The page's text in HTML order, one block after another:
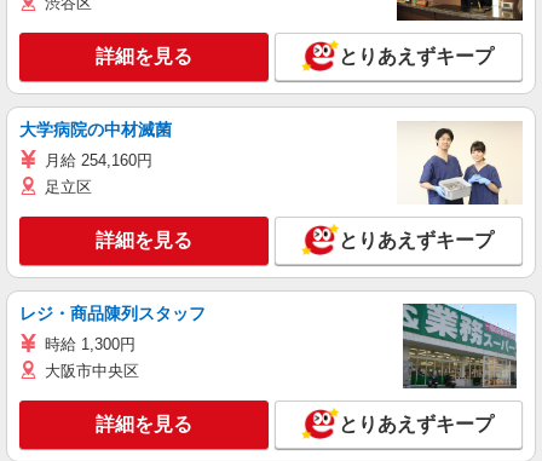
詳細を見る とりあえずキープ
大学病院の中材滅菌
月給 254,160円
足立区
詳細を見る とりあえずキープ
レジ・商品陳列スタッフ
時給 1,300円
大阪市中央区
詳細を見る とりあえずキープ